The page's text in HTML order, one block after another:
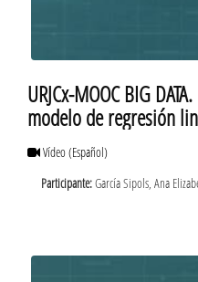
URJCx-MOOC BIG
modelo de regresión
Vídeo(Español)
Participante:García Sipols, Ana